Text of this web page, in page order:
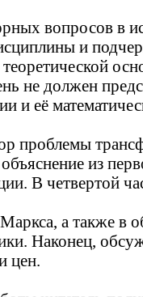
вопросов в
и
не должен
и её
проблемы
из
В четвертой
а также
Наконец,
цен.